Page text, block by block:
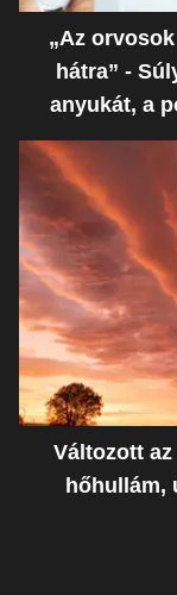
„Az
hátra” -
anyukát, a
Változott
hőhullám,